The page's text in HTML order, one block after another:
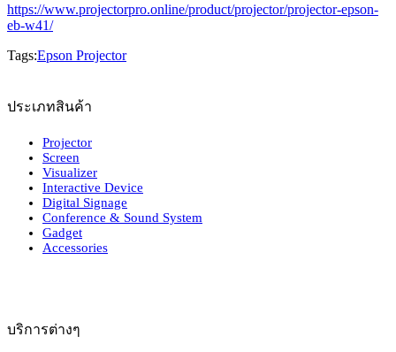
https://www.projectorpro.online/product/projector/projector-epson-
eb-w41/
Tags:Epson Projector
ประเภทสินค้า
Projector
Screen
Visualizer
Interactive Device
Digital Signage
Conference & Sound System
Gadget
Accessories
บริการต่างๆ